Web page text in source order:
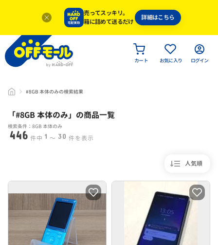
売ってスッキリ。
箱に詰めて送るだけ
詳細はこちら
カート お気に入り ログイン
#8GB 本体のみの検索結果
「#8GB 本体のみ」 の商品一覧
検索条件：8GB 本体のみ
446 件中 1 〜 30 件を表示
人気順